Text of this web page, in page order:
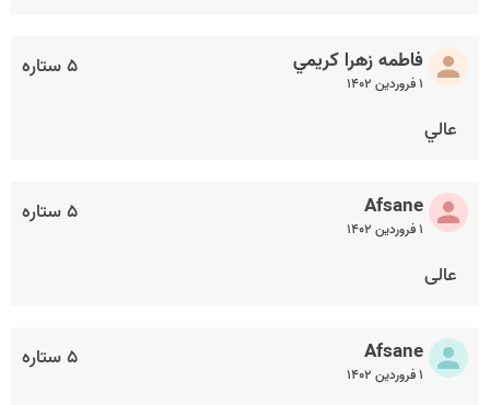
۵ ستاره فاطمه زهرا كريمي
۱ فروردین ۱۴۰۲
عالي
۵ ستاره Afsane
۱ فروردین ۱۴۰۲
عالی
۵ ستاره Afsane
۱ فروردین ۱۴۰۲